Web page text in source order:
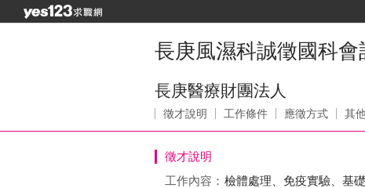
長庚風濕科誠徵國科
長庚醫療財團法人
徵才說明 工作條件 應徵方式 其
徵才說明
工作內容： 檢體處理、免疫實驗、基